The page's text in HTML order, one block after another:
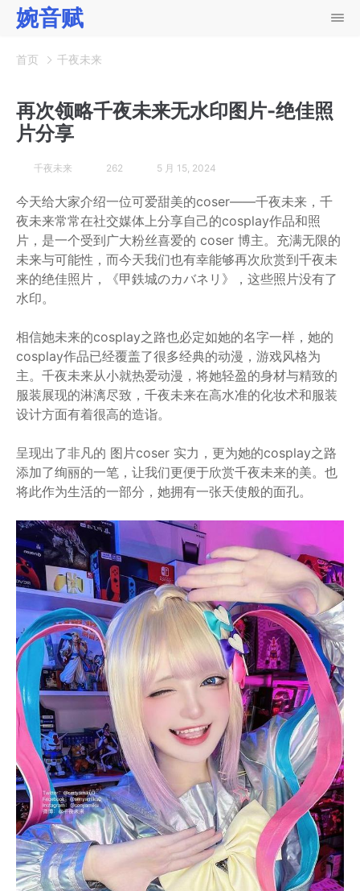
婉音赋
首页 千夜未来
再次领略千夜未来无水印图片-绝佳照
片分享
千夜未来 262 5 月 15, 2024
今天给大家介绍一位可爱甜美的coser——千夜未来，千
夜未来常常在社交媒体上分享自己的cosplay作品和照
片，是一个受到广大粉丝喜爱的 coser 博主。充满无限的
未来与可能性，而今天我们也有幸能够再次欣赏到千夜未
来的绝佳照片，《甲鉄城のカバネリ》，这些照片没有了
水印。
相信她未来的cosplay之路也必定如她的名字一样，她的
cosplay作品已经覆盖了很多经典的动漫，游戏风格为
主。千夜未来从小就热爱动漫，将她轻盈的身材与精致的
服装展现的淋漓尽致，千夜未来在高水准的化妆术和服装
设计方面有着很高的造诣。
呈现出了非凡的 图片coser 实力，更为她的cosplay之路
添加了绚丽的一笔，让我们更便于欣赏千夜未来的美。也
将此作为生活的一部分，她拥有一张天使般的面孔。